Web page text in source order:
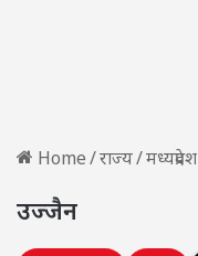
Home/राज्य/मध्यप्रदेश
उज्जैन